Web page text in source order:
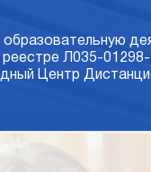
образовательную
реестре Л035-
Центр